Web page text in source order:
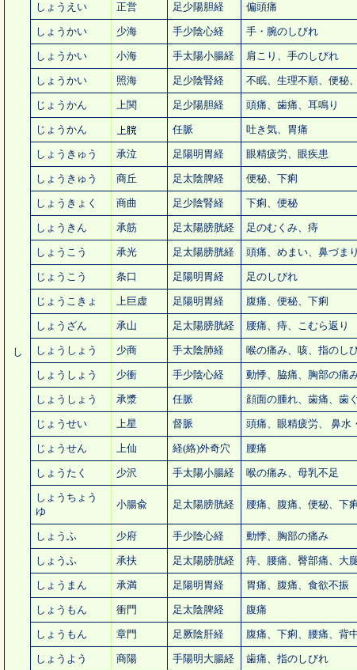
し
しょうえい 正営 足少陽胆経 偏頭痛
しょうかい 少海 手少陰心経 手・腕のしびれ
しょうかい 小海 手太陽小腸経 肩こり 、 手のしびれ
しょうかい 照海 足少陰腎経 不眠、生理不順、 便秘
じょうかん 上関 足少陽胆経 頭痛、 歯痛、耳鳴り
じょうかん 任脈 吐き気、 胃痛
しょうきゅう 承泣 足陽明胃経 眼精疲労、眼疾患
しょうきゅう 商丘 足太陰脾経 便秘、下痢
しょうきょく 商曲 足少陰腎経 下痢、 便秘
しょうきん 承筋 足太陽膀胱経 足のむくみ、痔
しょうこう 承光 足太陽膀胱経 頭痛、めまい、 鼻づまり
じょうこう 条口 足陽明胃経 足のしびれ
じょうこきょ 上巨虚 足陽明胃経 腹痛、 便秘、下痢
しょうざん 承山 足太陽膀胱経 腰痛、痔、こむら返り
しょうしょう 少商 手太陰肺経 喉の痛み、咳、指のし
しょうしょう 少衝 手少陰心経 動悸、脇痛、胸部の痛
しょうしょう 承漿 任脈 顔面の腫れ、 歯痛、歯
じょうせい 上星 督脈 頭痛、 眼精疲労、 鼻水
じょうせん 上仙 経(絡)外奇穴 腰痛
しょうたく 少沢 手太陽小腸経 喉の痛み、母乳不足
しょうちょう
ゆ
小腸兪 足太陽膀胱経 腰痛、腹痛、 便秘、下
しょうふ 少府 手少陰心経 動悸、胸部の痛み
しょうふ 承扶 足太陽膀胱経 痔、 腰痛、臀部痛、大
しょうまん 承満 足陽明胃経 胃痛、腹痛、食欲不振
しょうもん 衝門 足太陰脾経 腹痛
しょうもん 章門 足厥陰肝経 腹痛、下痢、 腰痛、背
しょうよう 商陽 手陽明大腸経 歯痛、指のしびれ